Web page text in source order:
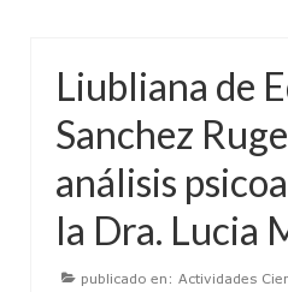
CineForo –
CineForo – La
Liubliana de
Sanchez
análisis
la Dra. Lucia
publicado en: Actividades